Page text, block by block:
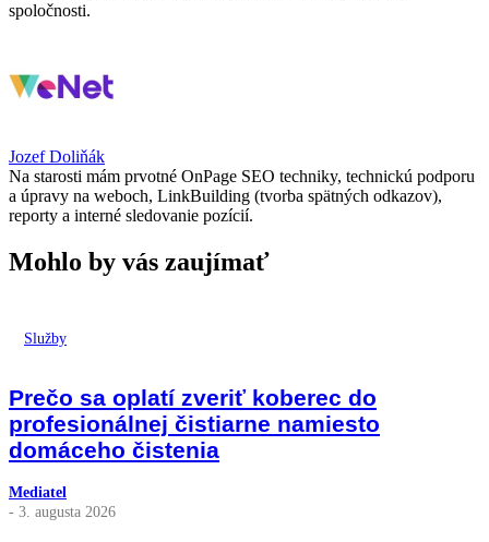
spoločnosti.
Jozef Doliňák
Na starosti mám prvotné OnPage SEO techniky, technickú podporu
a úpravy na weboch, LinkBuilding (tvorba spätných odkazov),
reporty a interné sledovanie pozícií.
Mohlo by vás zaujímať
Služby
Prečo sa oplatí zveriť koberec do
profesionálnej čistiarne namiesto
domáceho čistenia
Mediatel
- 3. augusta 2026